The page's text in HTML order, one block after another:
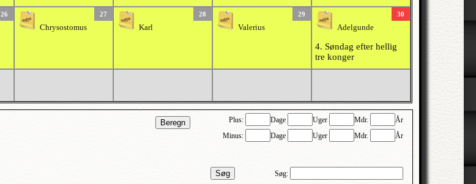
26 27
Chrysostomus
28
Karl
29
Valerius
30
Adelgunde
4. Søndag efter hellig
tre konger
Beregn Plus: Dage Uger Mdr.
År
Minus:
Dage Uger Mdr. År
Søg Søg: